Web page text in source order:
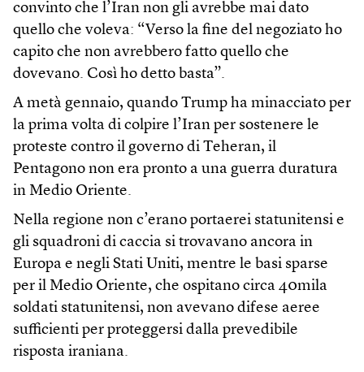
convinto che l’Iran non gli avrebbe mai dato
quello che voleva: “Verso la fine del negoziato ho
capito che non avrebbero fatto quello che
dovevano. Così ho detto basta”.
A metà gennaio, quando Trump ha minacciato per
la prima volta di colpire l’Iran per sostenere le
proteste contro il governo di Teheran, il
Pentagono non era pronto a una guerra duratura
in Medio Oriente.
Nella regione non c’erano portaerei statunitensi e
gli squadroni di caccia si trovavano ancora in
Europa e negli Stati Uniti, mentre le basi sparse
per il Medio Oriente, che ospitano circa 40mila
soldati statunitensi, non avevano difese aeree
sufficienti per proteggersi dalla prevedibile
risposta iraniana.